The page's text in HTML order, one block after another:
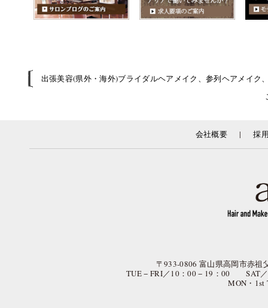
出張美容(県外・海外)ブライダルヘアメイク、参列ヘアメイ
会社概要 | 採
〒933-0806 富山県高岡市赤
TUE − FRI／10：00 − 19：00 SAT
MON・1st